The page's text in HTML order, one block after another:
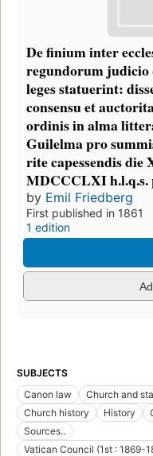
De finium inter
regundorum judicio
leges statuerint:
consensu et
ordinis in alma
Guilelma pro
rite capessendis
MDCCCLXI h.l.q.s.
by Emil Friedberg
First published in 1861
1 edition
SUBJECTS
Canon law
Church and
Church history
History
Sources..
Vatican Council (1st : 1869-